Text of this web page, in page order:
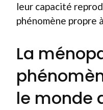
leur capacité
phénomène propre
La
le monde